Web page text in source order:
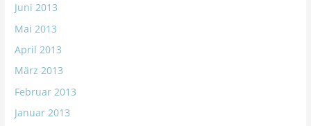
Juni 2013
Mai 2013
April 2013
März 2013
Februar 2013
Januar 2013